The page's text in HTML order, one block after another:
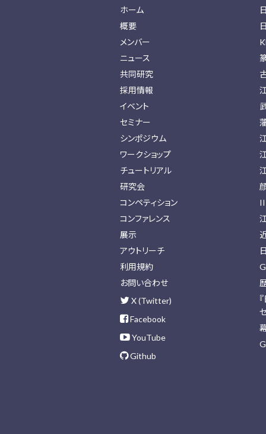
ホーム
概要
メンバー
ニュース
共同研究
採用情報
イベント
セミナー
シンポジウム
ワークショップ
チュートリアル
研究会
コンペティション
コンファレンス
展示
アウトリーチ
利用規約
お問い合わせ
X (Twitter)
Facebook
YouTube
Github